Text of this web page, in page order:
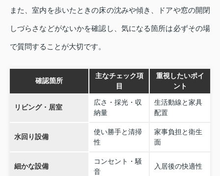
また、室内を歩いたときの床の沈みや傾き、ドアや窓の開閉
しづらさなどがないかを確認し、気になる箇所は必ずその場
で質問することが大切です。
確認箇所
主なチェック項
目
重視したいポイ
ント
リビング・居室
広さ・採光・収
納量
生活動線と家具
配置
水回り設備
使い勝手と清掃
性
家事負担と衛生
面
細かな設備
コンセント・騒
音
入居後の快適性